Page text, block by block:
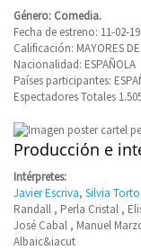
Género: Comedia.
Fecha de estreno: 11-02-
Calificación: MAYORES
Nacionalidad: ESPAÑOLA
Países participantes:
Espectadores Totales
Producción e
Intérpretes:
Javier Escriva, Silvia
Randall , Perla Cristal ,
José Cabal , Manuel
Albaic&iacut